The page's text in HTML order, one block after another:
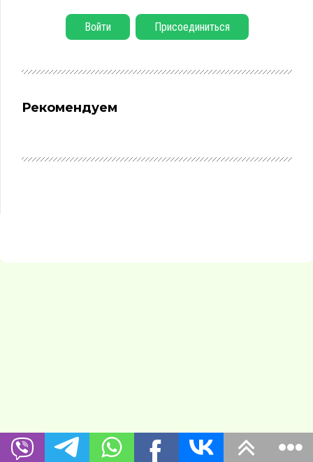
Войти Присоединиться
Рекомендуем